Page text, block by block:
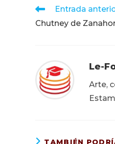
Leer
artículos
Entrada
Chutney de
Le-
Arte,
TAMBIÉN